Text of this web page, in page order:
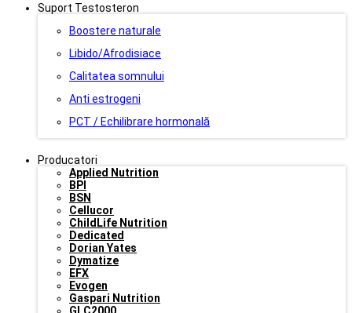
Suport Testosteron
Boostere naturale
Libido/Afrodisiace
Calitatea somnului
Anti estrogeni
PCT / Echilibrare hormonală
Producatori
Applied Nutrition
BPI
BSN
Cellucor
ChildLife Nutrition
Dedicated
Dorian Yates
Dymatize
EFX
Evogen
Gaspari Nutrition
GLC2000